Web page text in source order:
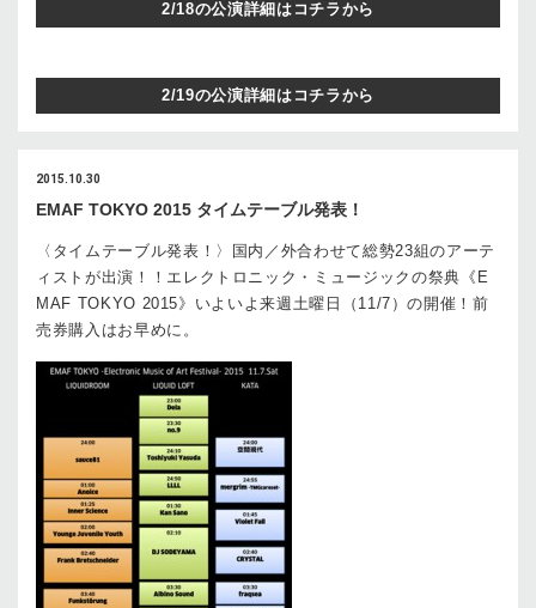
2/18の公演詳細はコチラから
2/19の公演詳細はコチラから
2015.10.30
EMAF TOKYO 2015 タイムテーブル発表！
〈タイムテーブル発表！〉国内／外合わせて総勢23組のアーテ
ィストが出演！！エレクトロニック・ミュージックの祭典《E
MAF TOKYO 2015》いよいよ来週土曜日（11/7）の開催！前
売券購入はお早めに。